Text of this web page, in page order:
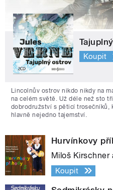
Koupit
Lincolnův ostrov nikdo nikdy na
na celém světě. Už déle než sto
dobrodružství s pěticí trosečníků,
hlavně nejedno tajemství.
Hurvínkovy
Miloš Kirschner
Koupit